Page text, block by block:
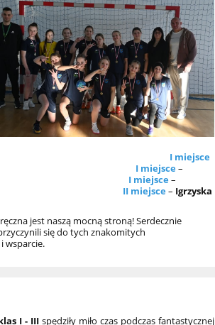
I miejsce
I miejsce –
dziewcząt I miejsce –
II miejsce – Igrzyska
jest naszą mocną stroną! Serdecznie
się do tych znakomitych
wsparcie.
I - IIIspędziły miło czas podczas fantastycznej